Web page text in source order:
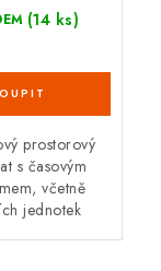
(14 ks)
prostorový
s časovým
včetně
jednotek